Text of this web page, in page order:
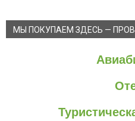
МЫ ПОКУПАЕМ ЗДЕСЬ —